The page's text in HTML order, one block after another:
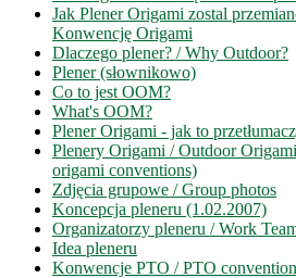
Jak Plener Origami zostal
Konwencję Origami
Dlaczego plener? / Why Outdoor?
Plener (słownikowo)
Co to jest OOM?
What's OOM?
Plener Origami - jak to
Plenery Origami / Outdoor
origami conventions)
Zdjęcia grupowe / Group photos
Koncepcja pleneru (1.02.2007)
Organizatorzy pleneru / Work
Idea pleneru
Konwencje PTO / PTO